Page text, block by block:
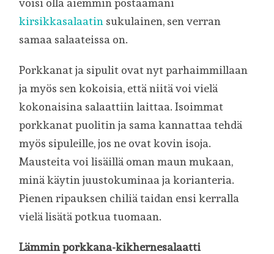
voisi olla aiemmin postaamani
kirsikkasalaatin sukulainen, sen verran
samaa salaateissa on.
Porkkanat ja sipulit ovat nyt parhaimmillaan
ja myös sen kokoisia, että niitä voi vielä
kokonaisina salaattiin laittaa. Isoimmat
porkkanat puolitin ja sama kannattaa tehdä
myös sipuleille, jos ne ovat kovin isoja.
Mausteita voi lisäillä oman maun mukaan,
minä käytin juustokuminaa ja korianteria.
Pienen ripauksen chiliä taidan ensi kerralla
vielä lisätä potkua tuomaan.
Lämmin porkkana-kikhernesalaatti